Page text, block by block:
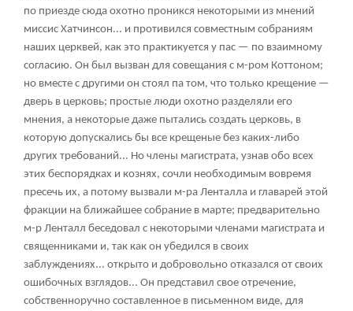
по приезде сюда охотно проникся некоторыми из мнений
миссис Хатчинсон... и противился совместным собраниям
наших церквей, как это практикуется у пас — по взаимному
согласию. Он был вызван для совещания с м-ром Коттоном;
но вместе с другими он стоял па том, что только крещение —
дверь в церковь; простые люди охотно разделяли его
мнения, а некоторые даже пытались создать церковь, в
которую допускались бы все крещеные без каких-либо
других требований... Но члены магистрата, узнав обо всех
этих беспорядках и кознях, сочли необходимым вовремя
пресечь их, а потому вызвали м-ра Ленталла и главарей этой
фракции на ближайшее собрание в марте; предварительно
м-р Ленталл беседовал с некоторыми членами магистрата и
священниками и, так как он убедился в своих
заблуждениях... открыто и добровольно отказался от своих
ошибочных взглядов... Он представил свое отречение,
собственноручно составленное в письменном виде, для